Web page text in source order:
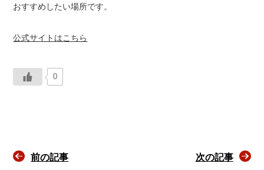
おすすめしたい場所です。
公式サイトはこちら
0
前の記事 次の記事